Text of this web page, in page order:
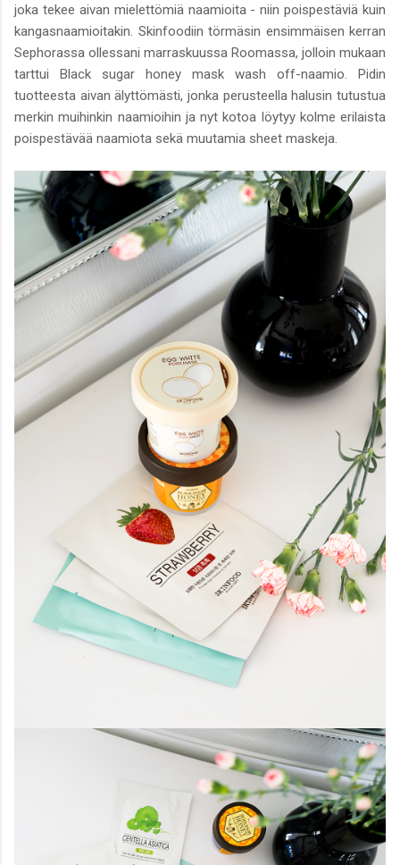
joka tekee aivan mielettömiä naamioita - niin poispestäviä kuin
kangasnaamioitakin. Skinfoodiin törmäsin ensimmäisen kerran
Sephorassa ollessani marraskuussa Roomassa, jolloin mukaan
tarttui Black sugar honey mask wash off-naamio. Pidin
tuotteesta aivan älyttömästi, jonka perusteella halusin tutustua
merkin muihinkin naamioihin ja nyt kotoa löytyy kolme erilaista
poispestävää naamiota sekä muutamia sheet maskeja.